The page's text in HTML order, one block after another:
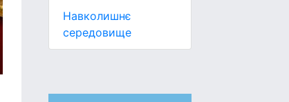
Навколишнє
середовище